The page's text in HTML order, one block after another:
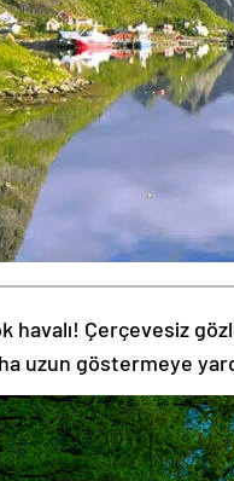
havalı! Çerçevesiz
uzun göstermeye